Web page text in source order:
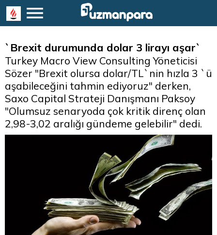
`Brexit durumunda dolar 3 lirayı aşar`
Turkey Macro View Consulting Yöneticisi
Sözer "Brexit olursa dolar/TL`nin hızla 3 `ü
aşabileceğini tahmin ediyoruz" derken,
Saxo Capital Strateji Danışmanı Paksoy
"Olumsuz senaryoda çok kritik direnç olan
2,98-3,02 aralığı gündeme gelebilir" dedi.